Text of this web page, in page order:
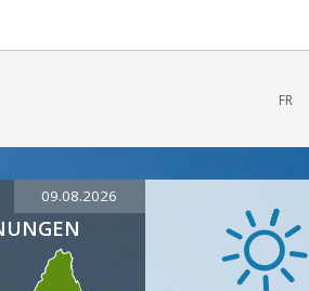
FR
09.08.2026